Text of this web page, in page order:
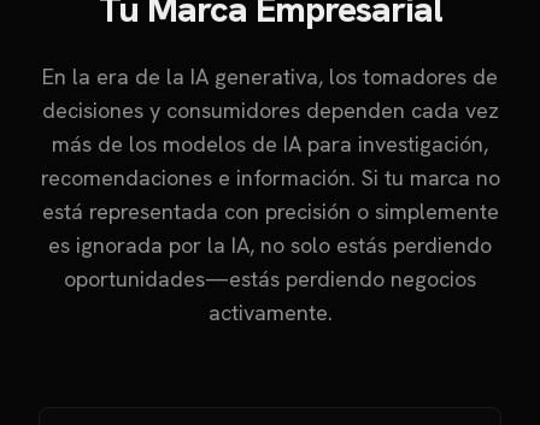
En la era de la IA generativa, los tomadores de
decisiones y consumidores dependen cada vez
más de los modelos de IA para investigación,
recomendaciones e información. Si tu marca no
está representada con precisión o simplemente
es ignorada por la IA, no solo estás perdiendo
oportunidades—estás perdiendo negocios
activamente.